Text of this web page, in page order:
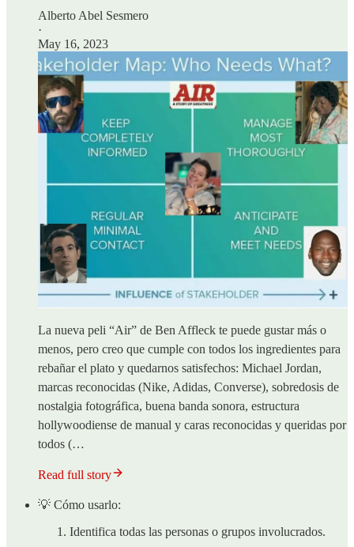
Alberto Abel Sesmero
·
May 16, 2023
La nueva peli “Air” de Ben Affleck te puede gustar más o
menos, pero creo que cumple con todos los ingredientes para
rebañar el plato y quedarnos satisfechos: Michael Jordan,
marcas reconocidas (Nike, Adidas, Converse), sobredosis de
nostalgia fotográfica, buena banda sonora, estructura
hollywoodiense de manual y caras reconocidas y queridas por
todos (…
Read full story
💡 Cómo usarlo:
Identifica todas las personas o grupos involucrados.